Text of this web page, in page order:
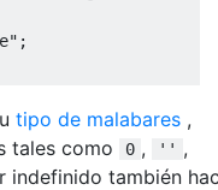
;
tipo de malabares ,
tales como
0 , '' ,
indefinido también